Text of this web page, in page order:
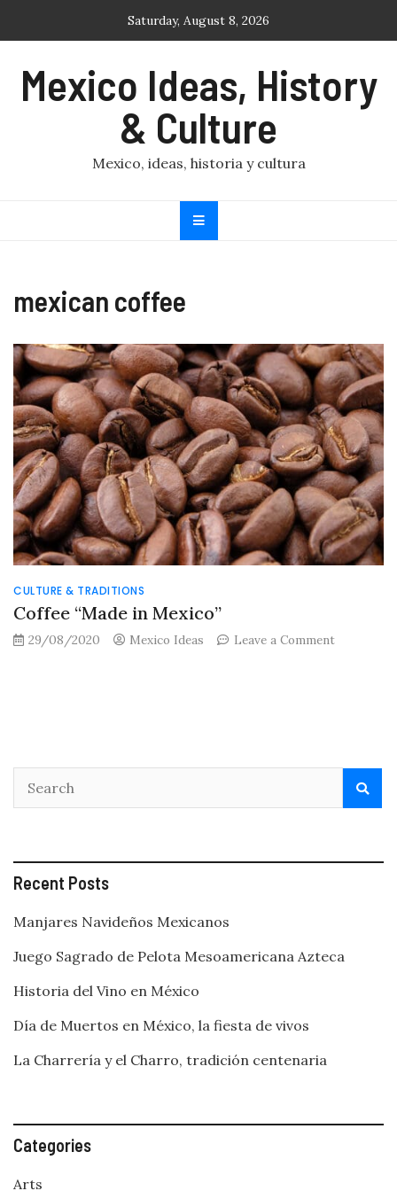
Saturday, August 8, 2026
Mexico Ideas, History
& Culture
Mexico, ideas, historia y cultura
mexican coffee
CULTURE & TRADITIONS
Coffee “Made in Mexico”
29/08/2020 Mexico Ideas Leave a Commenton
Recent Posts
Manjares Navideños Mexicanos
Juego Sagrado de Pelota Mesoamericana Azteca
Historia del Vino en México
Día de Muertos en México, la fiesta de vivos
La Charrería y el Charro, tradición centenaria
Categories
Arts